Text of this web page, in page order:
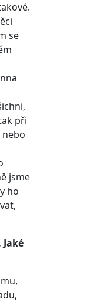
se
při
nebo
jsme
ho